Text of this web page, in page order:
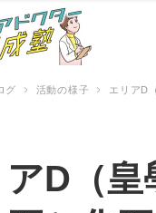
グ 活動の様子 エリアD
D（皇